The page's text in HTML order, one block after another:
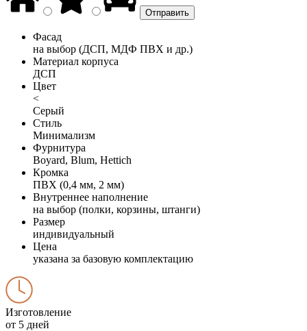
Фасад
на выбор (ДСП, МДФ ПВХ и др.)
Материал корпуса
ДСП
Цвет
<
Серый
Стиль
Минимализм
Фурнитура
Boyard, Blum, Hettich
Кромка
ПВХ (0,4 мм, 2 мм)
Внутреннее наполнение
на выбор (полки, корзины, штанги)
Размер
индивидуальный
Цена
указана за базовую комплектацию
Изготовление
от 5 дней